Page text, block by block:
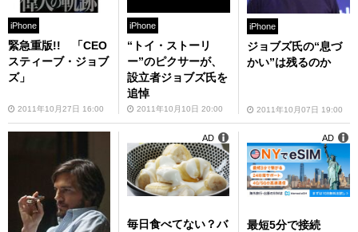
iPhone
緊急重版!! 「CEO
スティーブ・ジョブ
ズ」
2011年10月27日 16:00
iPhone
“トイ・ストーリ
ー”のピクサーが、
設立者ジョブズ氏を
追悼
2011年10月10日 20:00
iPhone
ジョブズ氏の“息づ
かい”は残るのか
2011年10月07日 19:00
毎日食べてない？バ
AD
最短5分で接続
AD